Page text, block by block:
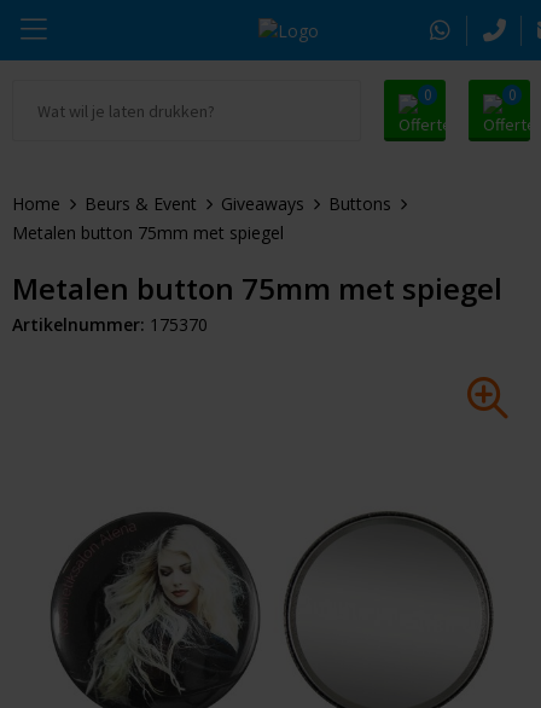
0 0
Drinkwaren
Tassen & Reizen
Sleutelhangers & Tools
Huis & Lifestyle
Outdoor & Vrije Tijd
Auto & Veiligheid
Alle promosnoepje
Zomer
Kerst
Thule
Alle merken
Home Beurs & Event Giveaways
Buttons
Metalen button 75mm met spiegel
Metalen button 75mm met spiegel
Artikelnummer: 175370